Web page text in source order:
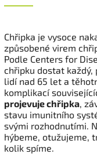
Chřipka je vysoce
způsobené virem
Podle Centers for
chřipku dostat každý,
lidí nad 65 let a
komplikací
projevuje chřipka,
stavu imunitního
svými rozhodnutími.
hýbeme, otužujeme,
kolik spíme.